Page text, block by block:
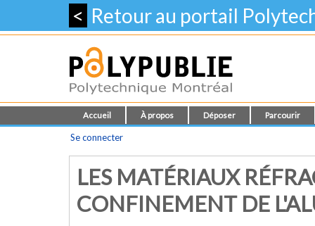
< Retour au portail
Accueil À propos Déposer Parcourir
Se connecter
LES MATÉRIAUX
CONFINEMENT DE